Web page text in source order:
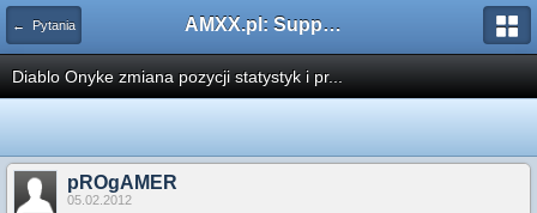
← Pytania AMXX.pl: Support AMX Mod X i SourceMod
Diablo Onyke zmiana pozycji statystyk i pr...
pROgAMER
05.02.2012